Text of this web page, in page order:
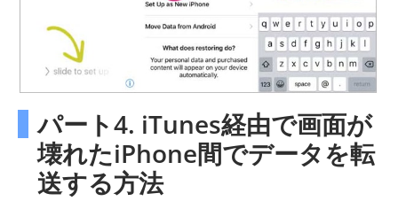
パート4. iTunes経由で画面が
壊れたiPhone間でデータを転
送する方法